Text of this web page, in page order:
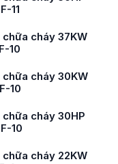
11
cháy 37KW
10
cháy 30KW
10
cháy 30HP
10
cháy 22KW